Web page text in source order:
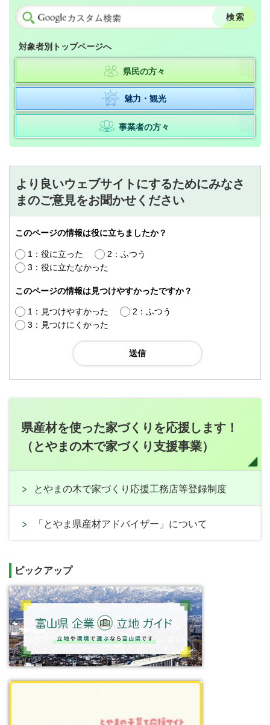
対象者別トップページへ
県民の方々
魅力・観光
事業者の方々
より良いウェブサイトにするためにみなさ
まのご意見をお聞かせください
このページの情報は役に立ちましたか？
1：役に立った
2：ふつう
3：役に立たなかった
このページの情報は見つけやすかったですか？
1：見つけやすかった
2：ふつう
3：見つけにくかった
県産材を使った家づくりを応援します！
（とやまの木で家づくり支援事業）
とやまの木で家づくり応援工務店等登録制度
「とやま県産材アドバイザー」について
ピックアップ